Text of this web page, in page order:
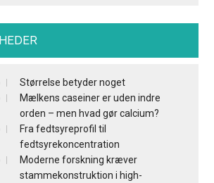
Størrelse betyder noget
Mælkens caseiner er uden indre
orden – men hvad gør calcium?
Fra fedtsyreprofil til
fedtsyrekoncentration
Moderne forskning kræver
stammekonstruktion i high-